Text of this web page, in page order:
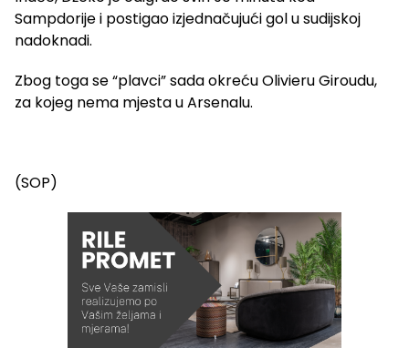
Sampdorije i postigao izjednačujući gol u sudijskoj
nadoknadi.
Zbog toga se “plavci” sada okreću Olivieru Giroudu,
za kojeg nema mjesta u Arsenalu.
(SOP)